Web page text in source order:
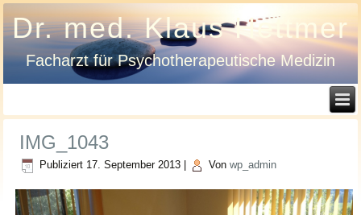
Dr. med. Klaus Hettmer
Facharzt für Psychotherapeutische Medizin
IMG_1043
Publiziert 17. September 2013 Von wp_admin